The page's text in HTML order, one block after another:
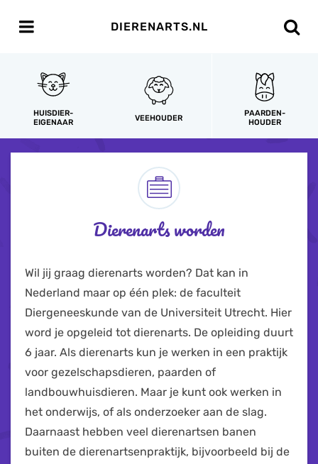
DIERENARTS.NL
HUISDIER-
EIGENAAR
VEEHOUDER
PAARDEN-
HOUDER
Dierenarts worden
Wil jij graag dierenarts worden? Dat kan in
Nederland maar op één plek: de faculteit
Diergeneeskunde van de Universiteit Utrecht. Hier
word je opgeleid tot dierenarts. De opleiding duurt
6 jaar. Als dierenarts kun je werken in een praktijk
voor gezelschapsdieren, paarden of
landbouwhuisdieren. Maar je kunt ook werken in
het onderwijs, of als onderzoeker aan de slag.
Daarnaast hebben veel dierenartsen banen
buiten de dierenartsenpraktijk, bijvoorbeeld bij de